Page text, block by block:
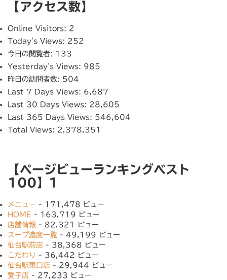
【アクセス数】
Online Visitors: 2
Today's Views: 252
今日の閲覧者: 133
Yesterday's Views: 985
昨日の訪問者数: 504
Last 7 Days Views: 6,687
Last 30 Days Views: 28,605
Last 365 Days Views: 546,604
Total Views: 2,378,351
【ページビューランキングベスト
100】1
メニュー - 171,478 ビュー
HOME - 163,719 ビュー
店舗情報 - 82,321 ビュー
スープ濃度一覧 - 49,199 ビュー
仙台駅前店 - 38,368 ビュー
こだわり
- 36,442 ビュー
仙台駅東口店 - 29,944 ビュー
愛子店 - 27,233 ビュー